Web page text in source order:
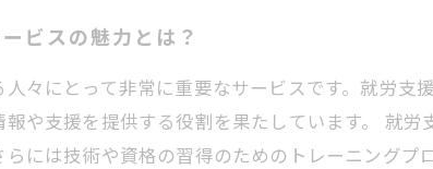
ビスの魅力とは？
々にとって非常に重要なサービスです。就労
や支援を提供する役割を果たしています。 就
には技術や資格の習得のためのトレーニング